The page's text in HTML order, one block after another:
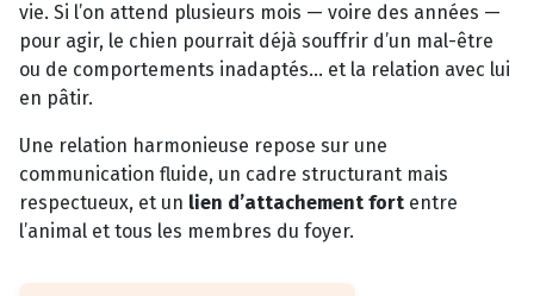
vie. Si l’on attend plusieurs mois — voire des années —
pour agir, le chien pourrait déjà souffrir d’un mal-être
ou de comportements inadaptés… et la relation avec lui
en pâtir.
Une relation harmonieuse repose sur une
communication fluide, un cadre structurant mais
respectueux, et un lien d’attachement fort entre
l’animal et tous les membres du foyer.